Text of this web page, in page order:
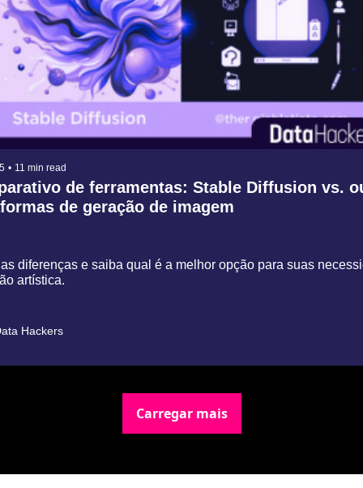
• 11 min read
de ferramentas: Stable Diffusion vs.
de geração de imagem
diferenças e saiba qual é a melhor opção para suas
artística.
Hackers
Carregar mais